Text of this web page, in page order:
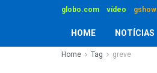
globo.com vídeo gshow
HOME NOTÍCIAS
Home Tag greve